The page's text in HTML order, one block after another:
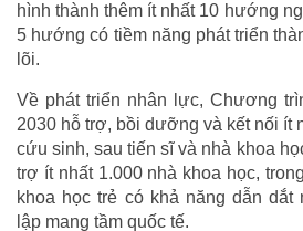
hình thành thêm ít nhất 10 hướng
5 hướng có tiềm năng phát triển
lõi.
Về phát triển nhân lực, Chương
2030 hỗ trợ, bồi dưỡng và kết nối ít
cứu sinh, sau tiến sĩ và nhà khoa
trợ ít nhất 1.000 nhà khoa học,
khoa học trẻ có khả năng dẫn dắt
lập mang tầm quốc tế.